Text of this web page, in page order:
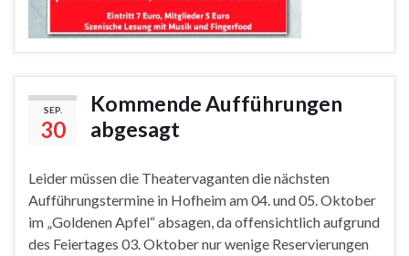
SEP.
30
Kommende Aufführungen
abgesagt
Leider müssen die Theatervaganten die nächsten
Aufführungstermine in Hofheim am 04. und 05. Oktober
im „Goldenen Apfel“ absagen, da offensichtlich aufgrund
des Feiertages 03. Oktober nur wenige Reservierungen